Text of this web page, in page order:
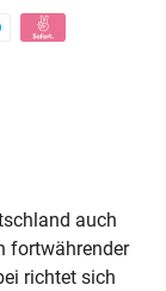
auch
fortwährender
richtet sich